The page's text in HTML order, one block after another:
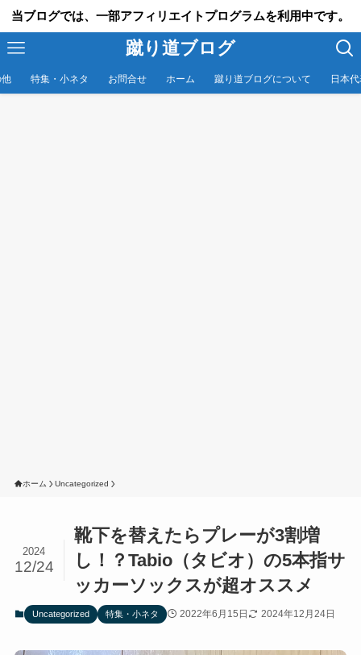
当ブログでは、一部アフィリエイトプログラムを利用中です。
蹴り道ブログ
特集・小ネタ お問合せ ホーム 蹴り道ブログについて 日本
ホーム Uncategorized
靴下を替えたらプレーが3割増
し！？Tabio（タビオ）の5本指サ
ッカーソックスが超オススメ
2024
12/24
Uncategorized 特集・小ネタ 2022年6月15日 2024年12月24日